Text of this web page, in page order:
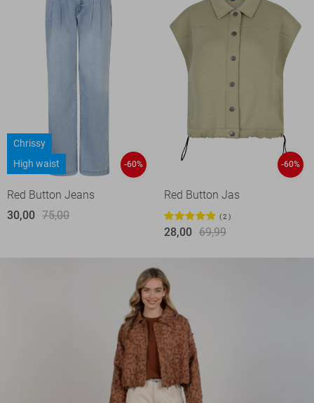
Chrissy
High waist
-60%
Red Button Jeans
30,00 75,00
-60%
Red Button Jas
2
28,00 69,99